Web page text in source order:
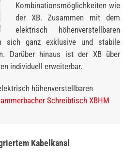
Kombinationsmöglichkeiten wie
der XB. Zusammen mit dem
elektrisch höhenverstellbaren
sich ganz exklusive und stabile
Darüber hinaus ist der XB über
individuell erweiterbar.
höhenverstellbaren
Schreibtisch XBHM
Kabelkanal